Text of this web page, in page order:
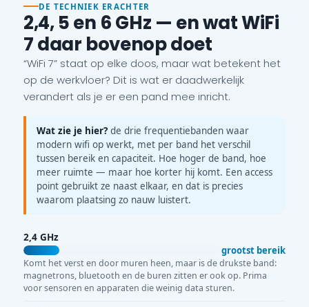
DE TECHNIEK ERACHTER
2,4, 5 en 6 GHz — en wat WiFi
7 daar bovenop doet
“WiFi 7” staat op elke doos, maar wat betekent het
op de werkvloer? Dit is wat er daadwerkelijk
verandert als je er een pand mee inricht.
Wat zie je hier? de drie frequentiebanden waar
modern wifi op werkt, met per band het verschil
tussen bereik en capaciteit. Hoe hoger de band, hoe
meer ruimte — maar hoe korter hij komt. Een access
point gebruikt ze naast elkaar, en dat is precies
waarom plaatsing zo nauw luistert.
2,4 GHz
grootst bereik
Komt het verst en door muren heen, maar is de drukste band:
magnetrons, bluetooth en de buren zitten er ook op. Prima
voor sensoren en apparaten die weinig data sturen.